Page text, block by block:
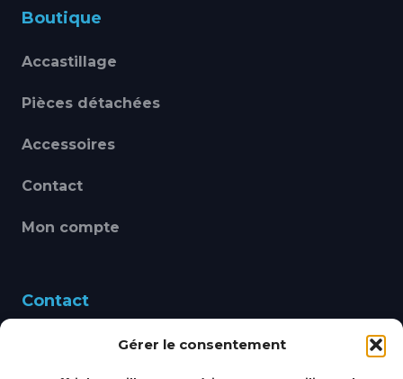
Gérer le consentement
Boutique
Accastillage
Pièces détachées
Accessoires
Contact
Mon compte
Contact
460 Avenue Alain Le